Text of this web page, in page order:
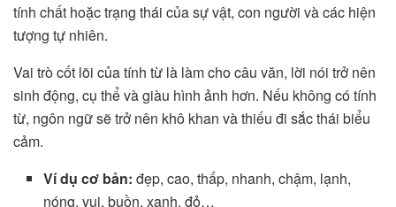
tính chất hoặc trạng thái của sự vật, con người và các hiện
tượng tự nhiên.
Vai trò cốt lõi của tính từ là làm cho câu văn, lời nói trở nên
sinh động, cụ thể và giàu hình ảnh hơn. Nếu không có tính
từ, ngôn ngữ sẽ trở nên khô khan và thiếu đi sắc thái biểu
cảm.
Ví dụ cơ bản: đẹp, cao, thấp, nhanh, chậm, lạnh,
nóng, vui, buồn, xanh, đỏ…